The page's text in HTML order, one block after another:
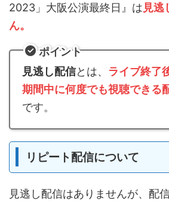
2023」大阪公演最終日』は見逃
ん。
ポイント
見逃し配信とは、 ライブ終了
期間中に何度でも視聴できる
です。
リピート配信について
見逃し配信はありませんが、配